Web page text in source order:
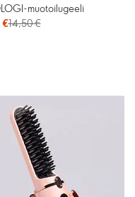
muotoilugeeli
€14,50 €